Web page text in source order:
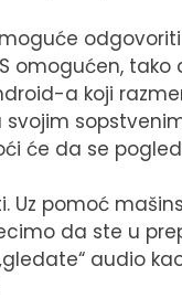
omogućen,
a koji
će da se
Uz pomoć
da ste u
audio